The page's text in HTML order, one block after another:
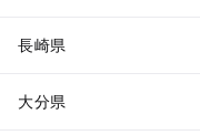
長崎県
大分県